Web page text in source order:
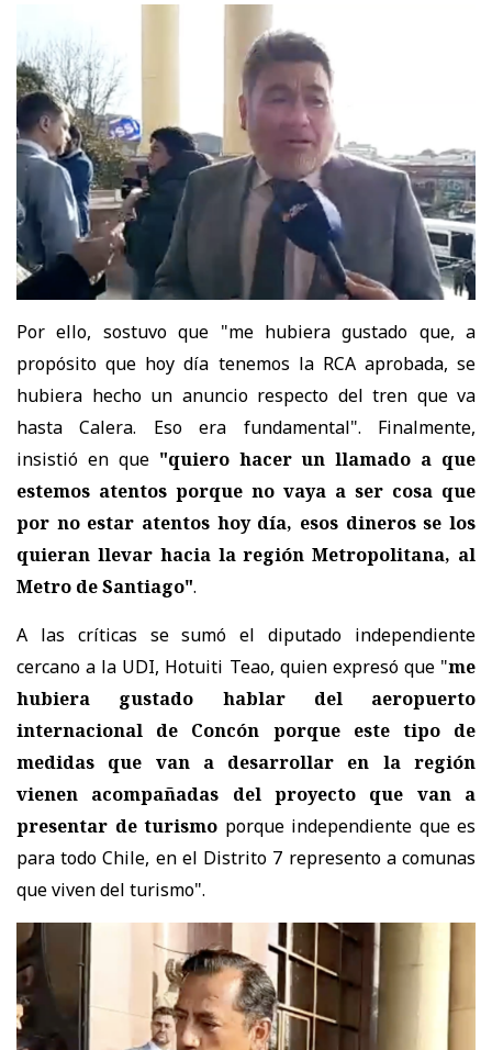
Por ello, sostuvo que "me hubiera gustado que, a
propósito que hoy día tenemos la RCA aprobada, se
hubiera hecho un anuncio respecto del tren que va
hasta Calera. Eso era fundamental". Finalmente,
insistió en que"quiero hacer un llamado a que
estemos atentos porque no vaya a ser cosa que
por no estar atentos hoy día, esos dineros se los
quieran llevar hacia la región Metropolitana, al
Metro de Santiago".
A las críticas se sumó el diputado independiente
cercano a la UDI, Hotuiti Teao, quien expresó que "me
hubiera gustado hablar del aeropuerto
internacional de Concón porque este tipo de
medidas que van a desarrollar en la región
vienen acompañadas del proyecto que van a
presentar de turismo porque independiente que es
para todo Chile, en el Distrito 7 represento a comunas
que viven del turismo".